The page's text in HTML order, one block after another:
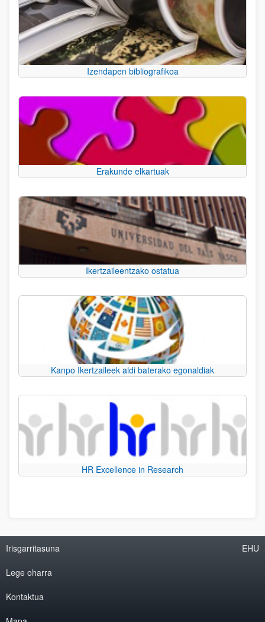
Izendapen bibliografikoa
Erakunde elkartuak
Ikertzaileentzako ostatua
Kanpo Ikertzaileek aldi baterako egonaldiak
HR Excellence in Research
Irisgarritasuna
Lege oharra
Kontaktua
EHU